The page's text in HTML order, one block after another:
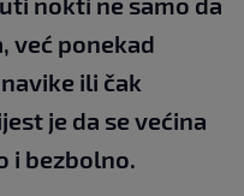
već ponekad
ili čak
je da se većina
i bezbolno.